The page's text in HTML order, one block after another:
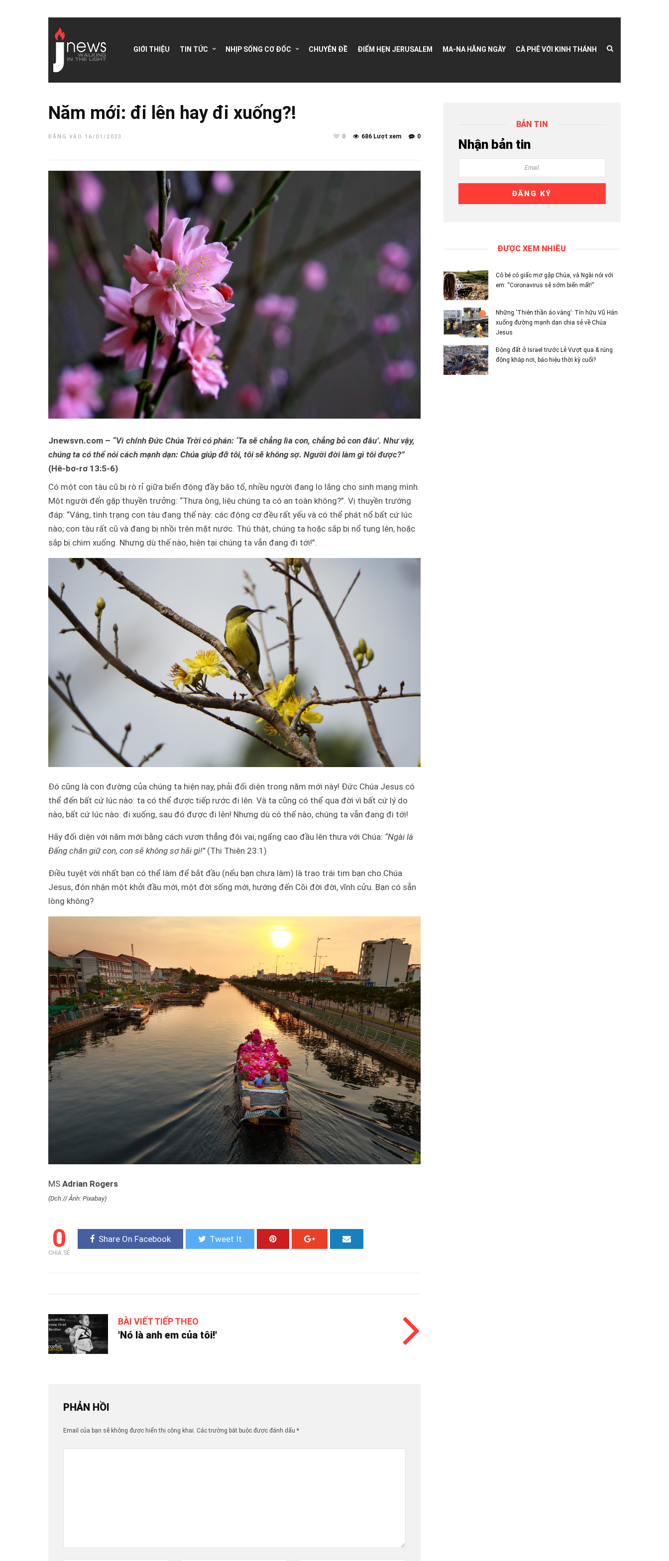
GIỚI THIỆU TIN TỨC NHỊP SỐNG CƠ ĐỐC CHUYÊN ĐỀ ĐIỂM HẸN JERUSALEM MA-NA HẰNG NGÀY CÀ PHÊ VỚI KINH THÁNH
Năm mới: đi lên hay đi xuống?!
ĐĂNG VÀO 16/01/2023 0
686 Lượt xem
0
Jnewsvn.com – “Vì chính Đức Chúa Trời có phán: ‘Ta sẽ chẳng lìa con, chẳng bỏ con đâu’. Như vậy,
chúng ta có thể nói cách mạnh dạn: Chúa giúp đỡ tôi, tôi sẽ không sợ. Người đời làm gì tôi được?”
(Hê-bơ-rơ 13:5-6)
Có một con tàu cũ bị rò rỉ giữa biển động đầy bão tố, nhiều người đang lo lắng cho sinh mạng mình.
Một người đến gặp thuyền trưởng: “Thưa ông, liệu chúng ta có an toàn không?”. Vị thuyền trướng
đáp: “Vâng, tình trạng con tàu đang thế này: các động cơ đều rất yếu và có thể phát nổ bất cứ lúc
nào; con tàu rất cũ và đang bị nhồi trên mặt nước. Thú thật, chúng ta hoặc sắp bị nổ tung lên, hoặc
sắp bị chìm xuống. Nhưng dù thế nào, hiện tại chúng ta vẫn đang đi tới!”.
Đó cũng là con đường của chúng ta hiện nay, phải đối diện trong năm mới này! Đức Chúa Jesus có
thể đến bất cứ lúc nào: ta có thể được tiếp rước đi lên. Và ta cũng có thể qua đời vì bất cứ lý do
nào, bất cứ lúc nào: đi xuống, sau đó được đi lên! Nhưng dù có thế nào, chúng ta vẫn đang đi tới!
Hãy đối diện với năm mới bằng cách vươn thẳng đôi vai, ngẩng cao đầu lên thưa với Chúa: “Ngài là
Đấng chăn giữ con, con sẽ không sợ hãi gì!”(Thi Thiên 23:1)
Điều tuyệt vời nhất bạn có thể làm để bắt đầu (nếu bạn chưa làm) là trao trái tim bạn cho Chúa
Jesus, đón nhận một khởi đầu mới, một đời sống mới, hướng đến Cõi đời đời, vĩnh cửu. Bạn có sẵn
lòng không?
MS Adrian Rogers
(Dch // Ảnh: Pixabay)
0
CHIA SẺ
Share On Facebook Tweet It
BÀI VIẾT TIẾP THEO
'Nó là anh em của tôi!'
PHẢN HỒI
Email của bạn sẽ không được hiển thị công khai. Các trường bắt buộc được đánh dấu *
BẢN TIN
Nhận bản tin
ĐƯỢC XEM NHIỀU
Cô bé có giấc mơ gặp Chúa, và Ngài nói với
em: “Coronavirus sẽ sớm biến mất!”
Những ‘Thiên thần áo vàng’: Tín hữu Vũ Hán
xuống đường mạnh dạn chia sẻ về Chúa
Jesus
Động đất ở Israel trước Lễ Vượt qua & rúng
động khắp nơi, báo hiệu thời kỳ cuối?